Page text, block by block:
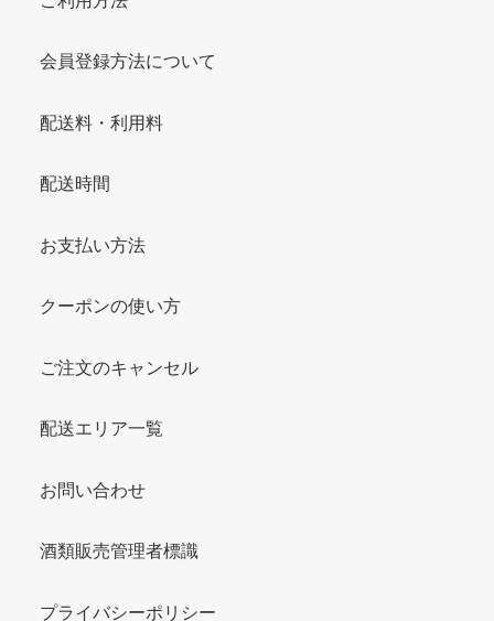
会員登録方法について
配送料・利用料
配送時間
お支払い方法
クーポンの使い方
ご注文のキャンセル
配送エリア一覧
お問い合わせ
酒類販売管理者標識
プライバシーポリシー